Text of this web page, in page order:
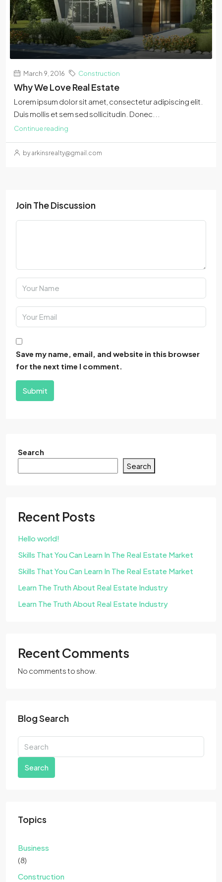
March 9, 2016 Construction
Why We Love Real Estate
Lorem ipsum dolor sit amet, consectetur adipiscing elit.
Duis mollis et sem sed sollicitudin. Donec...
Continue reading
by arkinsrealty@gmail.com
Join The Discussion
Save my name, email, and website in this browser
for the next time I comment.
Submit
Search
Search
Recent Posts
Hello world!
Skills That You Can Learn In The Real Estate Market
Skills That You Can Learn In The Real Estate Market
Learn The Truth About Real Estate Industry
Learn The Truth About Real Estate Industry
Recent Comments
No comments to show.
Blog Search
Search
Topics
Business
(8)
Construction